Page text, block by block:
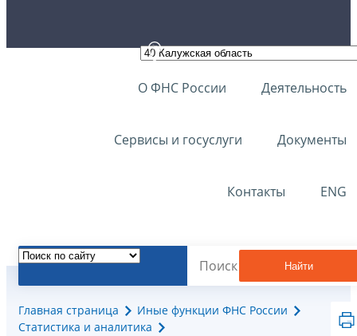
О ФНС России Деятельность
Сервисы и госуслуги Документы
Контакты ENG
Найти
Главная страница
Иные функции ФНС России
Статистика и аналитика